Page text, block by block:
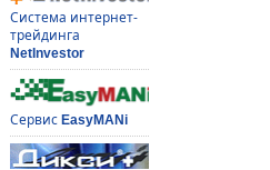
Система интернет-
трейдинга
NetInvestor
Сервис EasyMANi